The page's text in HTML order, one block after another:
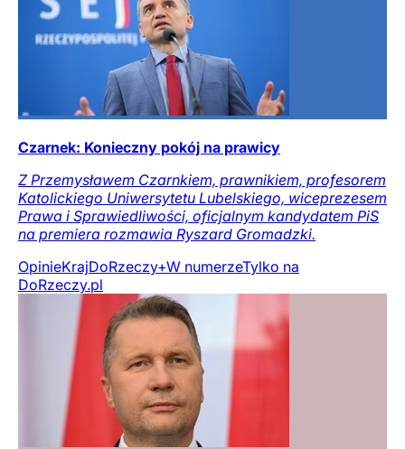
Czarnek: Konieczny pokój na prawicy
Z Przemysławem Czarnkiem, prawnikiem, profesorem
Katolickiego Uniwersytetu Lubelskiego, wiceprezesem
Prawa i Sprawiedliwości, oficjalnym kandydatem PiS
na premiera rozmawia Ryszard Gromadzki.
OpinieKrajDoRzeczy+W numerzeTylko na
DoRzeczy.pl